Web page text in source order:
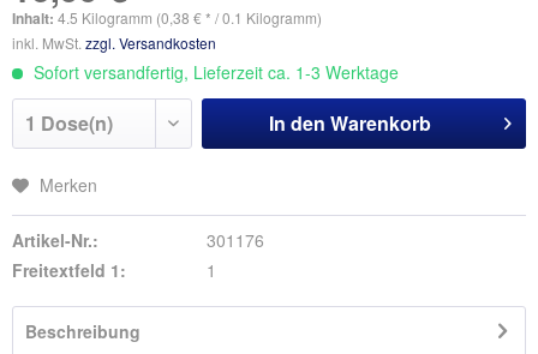
Inhalt: 4.5 Kilogramm (0,38 € * / 0.1 Kilogramm)
inkl. MwSt. zzgl. Versandkosten
Sofort versandfertig, Lieferzeit ca. 1-3 Werktage
In den Warenkorb
Merken
Artikel-Nr.:
301176
Freitextfeld 1:
1
Beschreibung